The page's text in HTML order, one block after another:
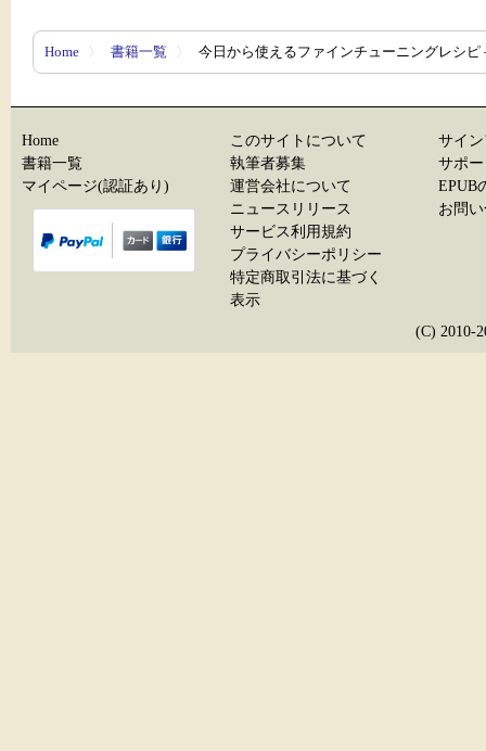
Home 〉 書籍一覧 〉 今日から使えるファインチューニングレシ
Home
書籍一覧
マイページ(認証あり)
このサイトについて
執筆者募集
運営会社について
ニュースリリース
サービス利用規約
プライバシーポリシー
特定商取引法に基づく
表示
サイ
サポ
EPUB
お問
(C) 2010-